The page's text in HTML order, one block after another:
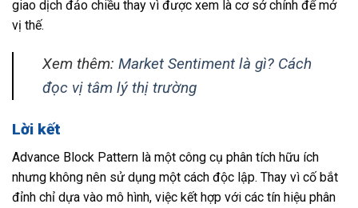
giao dịch đảo chiều thay vì được xem là cơ sở chính để mở
vị thế.
Xem thêm: Market Sentiment là gì? Cách
đọc vị tâm lý thị trường
Lời kết
Advance Block Pattern là một công cụ phân tích hữu ích
nhưng không nên sử dụng một cách độc lập. Thay vì cố bắt
đỉnh chỉ dựa vào mô hình, việc kết hợp với các tín hiệu phân